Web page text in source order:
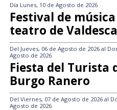
Día Lunes, 10 de Agosto de 2026
Festival de
teatro de
Del Jueves, 06 de Agosto de 2026 al
Agosto de 2026
Fiesta del Turista
Burgo Ranero
Del Viernes, 07 de Agosto de 2026 al
Agosto de 2026